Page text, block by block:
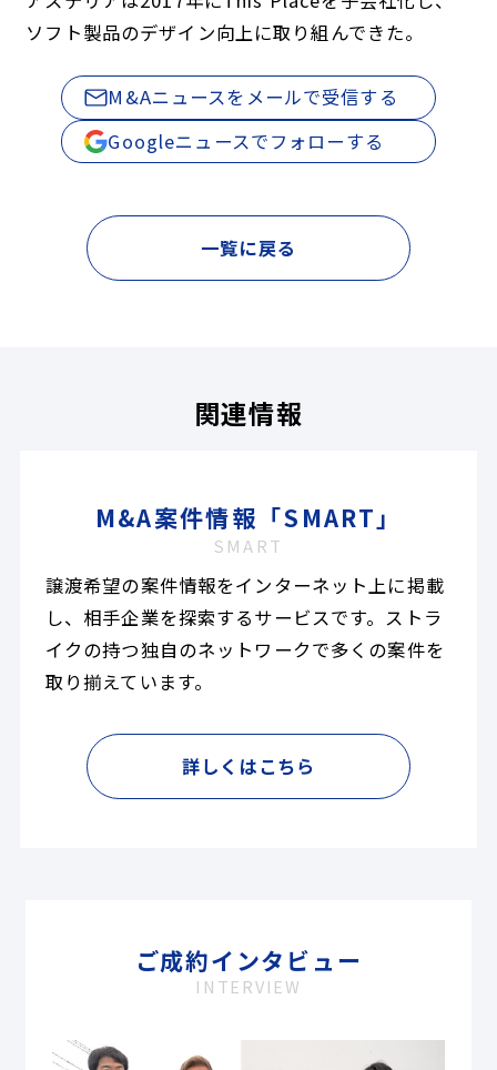
ソフト製品のデザイン向上に取り組んできた。
M&Aニュースをメールで受信する
Googleニュースでフォローする
一覧に戻る
関連情報
M&A案件情報「SMART」
SMART
譲渡希望の案件情報をインターネット上に掲載
し、相手企業を探索するサービスです。ストラ
イクの持つ独自のネットワークで多くの案件を
取り揃えています。
詳しくはこちら
ご成約インタビュー
INTERVIEW